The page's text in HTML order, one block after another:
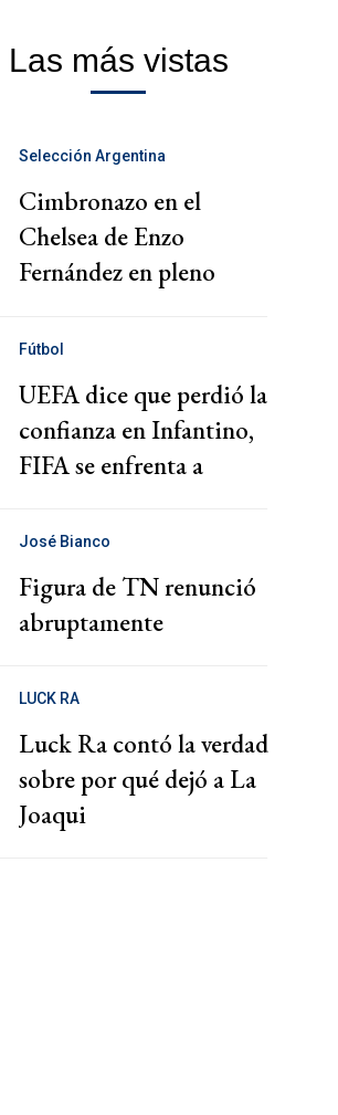
Las más vistas
Selección Argentina
Cimbronazo en el
Chelsea de Enzo
Fernández en pleno
Fútbol
UEFA dice que perdió la
confianza en Infantino,
FIFA se enfrenta a
transparencia
José Bianco
Figura de TN renunció
abruptamente
LUCK RA
Luck Ra contó la verdad
sobre por qué dejó a La
Joaqui